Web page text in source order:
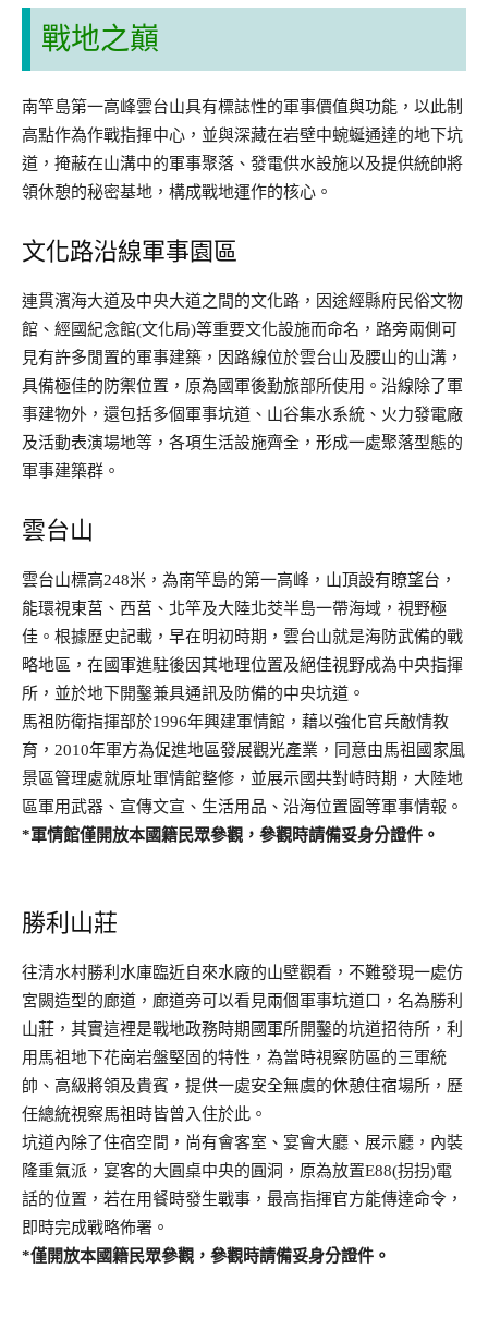
戰地之巔
南竿島第一高峰雲台山具有標誌性的軍事價值與功能，以此制
高點作為作戰指揮中心，並與深藏在岩壁中蜿蜒通達的地下坑
道，掩蔽在山溝中的軍事聚落、發電供水設施以及提供統帥將
領休憩的秘密基地，構成戰地運作的核心。
文化路沿線軍事園區
連貫濱海大道及中央大道之間的文化路，因途經縣府民俗文物
館、經國紀念館(文化局)等重要文化設施而命名，路旁兩側可
見有許多閒置的軍事建築，因路線位於雲台山及腰山的山溝，
具備極佳的防禦位置，原為國軍後勤旅部所使用。沿線除了軍
事建物外，還包括多個軍事坑道、山谷集水系統、火力發電廠
及活動表演場地等，各項生活設施齊全，形成一處聚落型態的
軍事建築群。
雲台山
雲台山標高248米，為南竿島的第一高峰，山頂設有瞭望台，
能環視東莒、西莒、北竿及大陸北茭半島一帶海域，視野極
佳。根據歷史記載，早在明初時期，雲台山就是海防武備的戰
略地區，在國軍進駐後因其地理位置及絕佳視野成為中央指揮
所，並於地下開鑿兼具通訊及防備的中央坑道。
馬祖防衛指揮部於1996年興建軍情館，藉以強化官兵敵情教
育，2010年軍方為促進地區發展觀光產業，同意由馬祖國家風
景區管理處就原址軍情館整修，並展示國共對峙時期，大陸地
區軍用武器、宣傳文宣、生活用品、沿海位置圖等軍事情報。
*軍情館僅開放本國籍民眾參觀，參觀時請備妥身分證件。
勝利山莊
往清水村勝利水庫臨近自來水廠的山壁觀看，不難發現一處仿
宮闕造型的廊道，廊道旁可以看見兩個軍事坑道口，名為勝利
山莊，其實這裡是戰地政務時期國軍所開鑿的坑道招待所，利
用馬祖地下花崗岩盤堅固的特性，為當時視察防區的三軍統
帥、高級將領及貴賓，提供一處安全無虞的休憩住宿場所，歷
任總統視察馬祖時皆曾入住於此。
坑道內除了住宿空間，尚有會客室、宴會大廳、展示廳，內裝
隆重氣派，宴客的大圓桌中央的圓洞，原為放置E88(拐拐)電
話的位置，若在用餐時發生戰事，最高指揮官方能傳達命令，
即時完成戰略佈署。
*僅開放本國籍民眾參觀，參觀時請備妥身分證件。